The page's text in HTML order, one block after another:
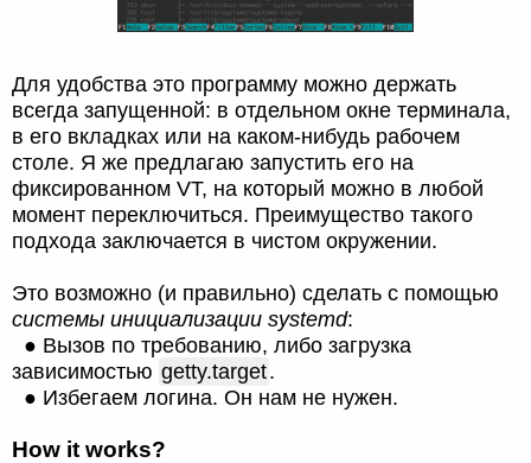
Для удобства это программу можно держать
всегда запущенной: в отдельном окне терминала,
в его вкладках или на каком-нибудь рабочем
столе. Я же предлагаю запустить его на
фиксированном VT, на который можно в любой
момент переключиться. Преимущество такого
подхода заключается в чистом окружении.
Это возможно (и правильно) сделать с помощью
системы инициализации systemd:
● Вызов по требованию, либо загрузка
зависимостью getty.target.
● Избегаем логина. Он нам не нужен.
How it works?